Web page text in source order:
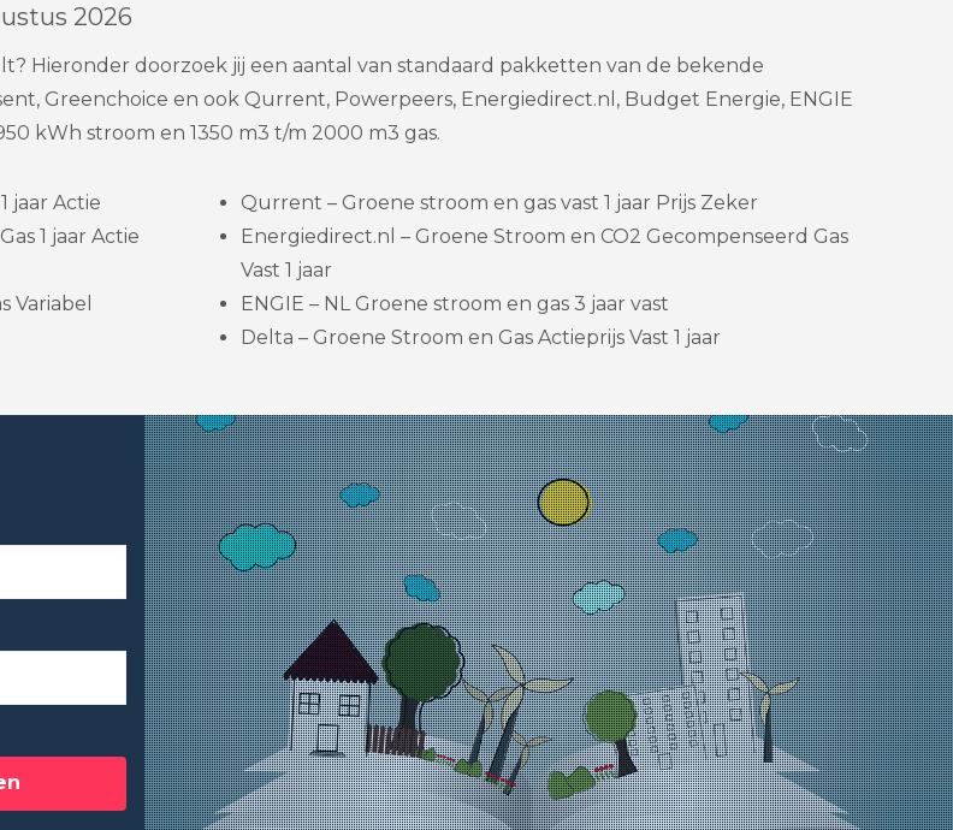
2026
Hieronder doorzoek jij een aantal van standaard pakketten van de bekende
Greenchoice en ook Qurrent, Powerpeers, Energiedirect.nl, Budget Energie, ENGIE
kWh stroom en 1350 m3 t/m 2000 m3 gas.
jaar Actie
1 jaar Actie
Variabel
Qurrent – Groene stroom en gas vast 1 jaar Prijs Zeker
Energiedirect.nl – Groene Stroom en CO2 Gecompenseerd Gas
Vast 1 jaar
ENGIE – NL Groene stroom en gas 3 jaar vast
Delta – Groene Stroom en Gas Actieprijs Vast 1 jaar